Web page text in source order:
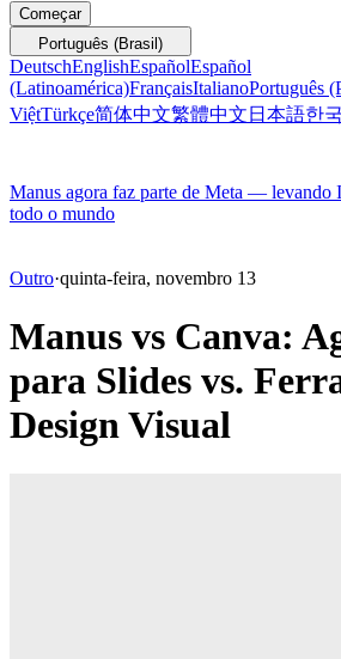
Começar
Português (Brasil)
DeutschEnglishEspañolEspañol
(Latinoamérica)FrançaisItalianoPortuguês
ViệtTürkçe简体中文繁體中文 日本語한
Manus agora faz parte de Meta — levando
todo o mundo
Outro·quinta-feira, novembro 13
Manus vs Canva:
para Slides vs.
Design Visual